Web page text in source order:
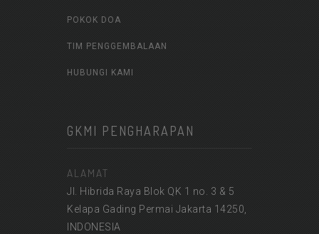
POKOK DOA
TIM PENGGEMBALAAN
HUBUNGI KAMI
GKMI PENGHARAPAN
ALAMAT
Jl. Hibrida Raya Blok QK 1 no. 3 & 5
Kelapa Gading Permai Jakarta 14250,
INDONESIA